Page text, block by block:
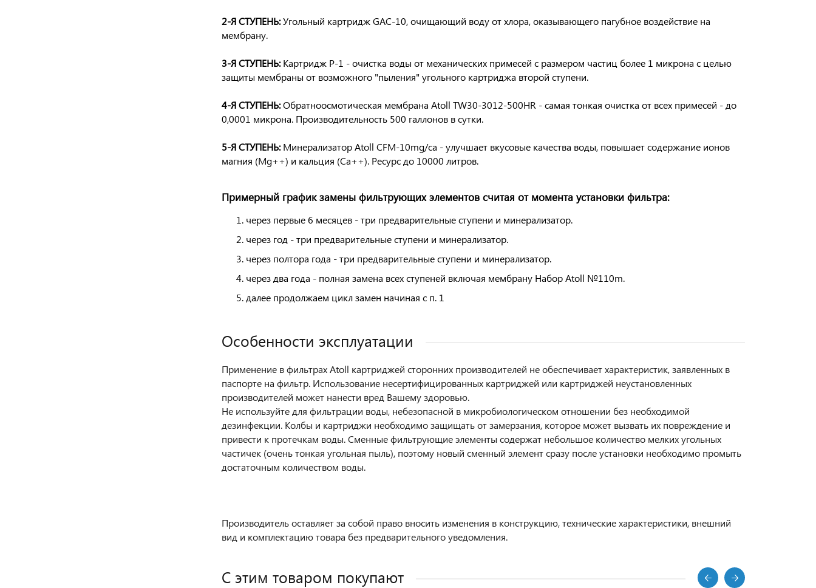
2-Я СТУПЕНЬ:Угольный картридж GAC-10, очищающий воду от хлора, оказывающего пагубное воздействие на
мембрану.
3-Я СТУПЕНЬ:Картридж P-1 - очистка воды от механических примесей с размером частиц более 1 микрона с целью
защиты мембраны от возможного "пыления" угольного картриджа второй ступени.
4-Я СТУПЕНЬ:Обратноосмотическая мембрана Atoll TW30-3012-500HR - самая тонкая очистка от всех примесей - до
0,0001 микрона. Производительность 500 галлонов в сутки.
5-Я СТУПЕНЬ:МинерализаторAtoll CFM-10mg/ca - улучшает вкусовые качества воды, повышает содержание ионов
магния (Mg++) и кальция (Са++). Ресурс до 10000 литров.
Примерный график замены фильтрующих элементов считая от момента установки фильтра:
через первые 6 месяцев - три предварительные ступени и минерализатор.
через год - три предварительные ступени и минерализатор.
через полтора года - три предварительные ступени и минерализатор.
через два года - полная замена всех ступеней включая мембрану Набор Atoll №110m.
далее продолжаем цикл замен начиная с п. 1
Особенности эксплуатации
Применение в фильтрах Atoll картриджей сторонних производителей не обеспечивает характеристик, заявленных в
паспорте на фильтр. Использование несертифицированных картриджей или картриджей неустановленных
производителей может нанести вред Вашему здоровью.
Не используйте для фильтрации воды, небезопасной в микробиологическом отношении без необходимой
дезинфекции. Колбы и картриджи необходимо защищать от замерзания, которое может вызвать их повреждение и
привести к протечкам воды. Сменные фильтрующие элементы содержат небольшое количество мелких угольных
частичек (очень тонкая угольная пыль), поэтому новый сменный элемент сразу после установки необходимо промыть
достаточным количеством воды.
Производитель оставляет за собой право вносить изменения в конструкцию, технические характеристики, внешний
вид и комплектацию товара без предварительного уведомления.
С этим товаром покупают